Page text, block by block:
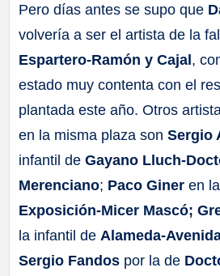
Pero días antes se supo que
volvería a ser el artista de la
Espartero-Ramón y Cajal,
estado muy contenta con el
plantada este año. Otros
en la misma plaza sonSergio
infantil deGayano Lluch-
Merenciano; Paco Giner en
Exposición-Micer Mascó;
la infantil de Alameda-
Sergio Fandos por la de